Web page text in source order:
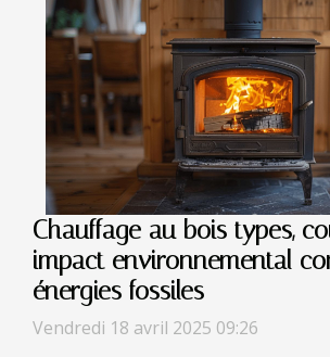
Chauffage au bois types,
impact environnemental
énergies fossiles
Vendredi 18 avril 2025 09:26